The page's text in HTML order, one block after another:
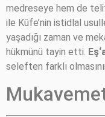
medreseye hem de
ile Kûfe’nin istidlal
yaşadığı zaman ve
hükmünü tayin etti.
seleften farklı